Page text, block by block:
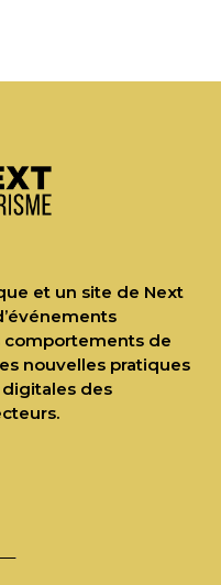
et un site de Next
comportements de
nouvelles pratiques
des